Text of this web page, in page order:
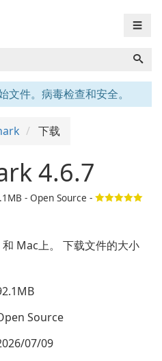
☰
件。病毒检查和安全。
下载
4.6.7
- Open Source -
Mac上。 下载文件的大小
Source
07/09